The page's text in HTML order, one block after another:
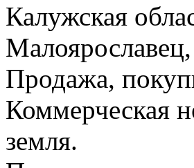
Калужская
Продажа,
Коммерческая
земля.